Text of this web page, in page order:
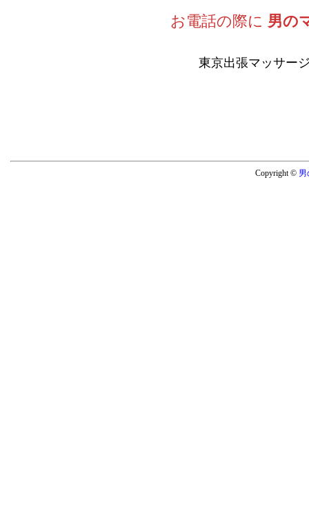
お電話の際に 男の
東京出張マッサー
Copyright © 男